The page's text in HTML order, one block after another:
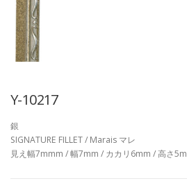
Y-10217
銀
SIGNATURE FILLET / Marais マレ
見え幅7mmm / 幅7mm / カカリ6mm / 高さ